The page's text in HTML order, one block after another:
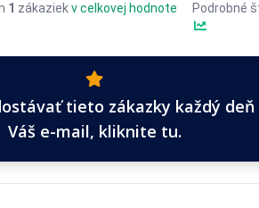
1 zákaziekv celkovej hodnote
Podrobné
tieto zákazky každý deň
Váš e-mail, kliknite tu.